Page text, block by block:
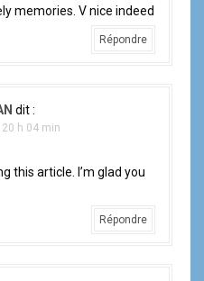
memories. V nice indeed
Répondre
dit :
h 04 min
this article. I’m glad you
Répondre